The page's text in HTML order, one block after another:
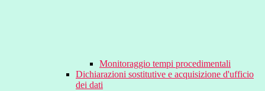
Monitoraggio tempi procedimentali
Dichiarazioni sostitutive e acquisizione d'ufficio
dei dati